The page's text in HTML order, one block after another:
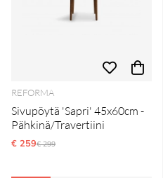
REFORMA
Sivupöytä 'Sapri' 45x60cm -
Pähkinä/Travertiini
€ 259Normaali hinta
€ 299